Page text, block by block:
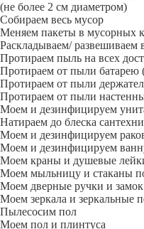
(не более 2 см диаметром)
Собираем весь мусор
Меняем пакеты в мусорных
Раскладываем/ развешиваем
Протираем пыль на всех
Протираем от пыли батарею
Протираем от пыли
Протираем от пыли
Моем и дезинфицируем
Натираем до блеска
Моем и дезинфицируем
Моем и дезинфицируем
Моем краны и душевые
Моем мыльницу и стаканы
Моем дверные ручки и замок
Моем зеркала и зеркальные
Пылесосим пол
Моем пол и плинтуса